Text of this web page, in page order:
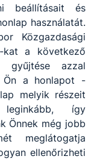
beállításait és
használatát.
Közgazdasági
kat a következő
gyűjtése azzal
Ön a honlapot -
melyik részeit
így
Önnek még jobb
meglátogatja
ellenőrizheti